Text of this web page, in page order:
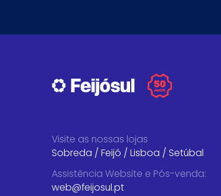
Visite as nossas lojas
Sobreda / Feijó / Lisboa / Setúbal
Assistência Website e Pós-venda:
web@feijosul.pt